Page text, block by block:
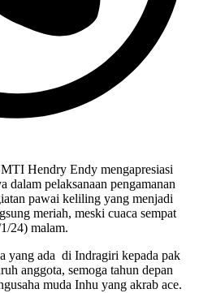
Hendry Endy mengapresiasi
dalam pelaksanaan pengamanan
pawai keliling yang menjadi
meriah, meski cuaca sempat
24) malam.
yang ada di Indragiri kepada pak
anggota, semoga tahun depan
muda Inhu yang akrab ace.